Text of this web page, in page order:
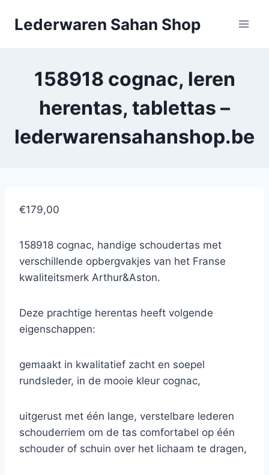
Lederwaren Sahan Shop
158918 cognac, leren
herentas, tablettas –
lederwarensahanshop.be
€179,00
158918 cognac, handige schoudertas met
verschillende opbergvakjes van het Franse
kwaliteitsmerk Arthur&Aston.
Deze prachtige herentas heeft volgende
eigenschappen:
gemaakt in kwalitatief zacht en soepel
rundsleder, in de mooie kleur cognac,
uitgerust met één lange, verstelbare lederen
schouderriem om de tas comfortabel op één
schouder of schuin over het lichaam te dragen,